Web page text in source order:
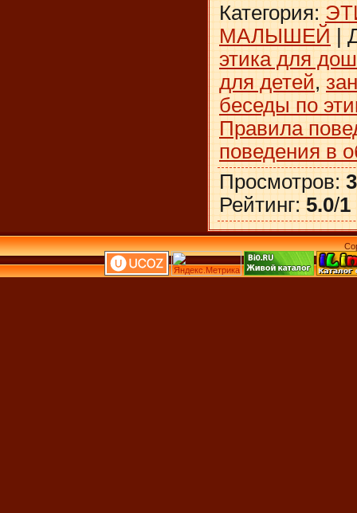
Категория:
МАЛЫШЕЙ |
этика для
для детей,
беседы по
Правила
поведения в
Просмотров:
Рейтинг: 5.0/1